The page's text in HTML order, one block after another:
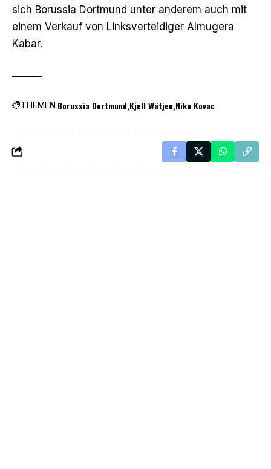
sich Borussia Dortmund unter anderem auch mit
einem Verkauf von Linksverteidiger Almugera
Kabar.
THEMEN Borussia Dortmund Kjell Wätjen Niko Kovac